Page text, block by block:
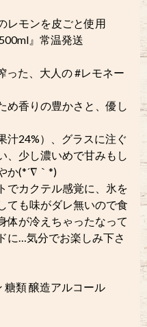
レモンを皮ごと使用
』常温発送
った、大人の #レモネー
め香りの豊かさと、優し
汁24%）、グラスに注ぐ
、少し濃いめで甘みもし
か(*´∇｀*)
でカクテル感覚に、氷を
ても味がダレ無いので食
体が冷えちゃったなって
に…気分でお楽しみ下さ
糖類 醸造アルコール